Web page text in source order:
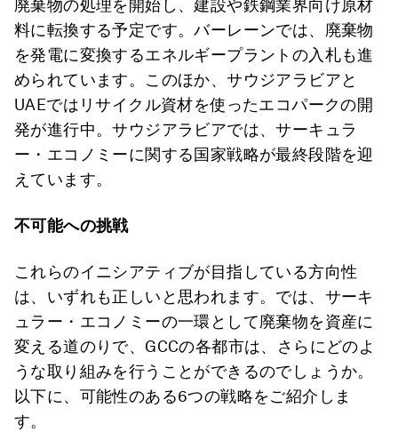
廃棄物の処理を開始し、建設や鉄鋼業界向け原材
料に転換する予定です。バーレーンでは、廃棄物
を発電に変換するエネルギープラントの入札も進
められています。このほか、サウジアラビアと
UAEではリサイクル資材を使ったエコパークの開
発が進行中。サウジアラビアでは、サーキュラ
ー・エコノミーに関する国家戦略が最終段階を迎
えています。
不可能への挑戦
これらのイニシアティブが目指している方向性
は、いずれも正しいと思われます。では、サーキ
ュラー・エコノミーの一環として廃棄物を資産に
変える道のりで、GCCの各都市は、さらにどのよ
うな取り組みを行うことができるのでしょうか。
以下に、可能性のある6つの戦略をご紹介しま
す。